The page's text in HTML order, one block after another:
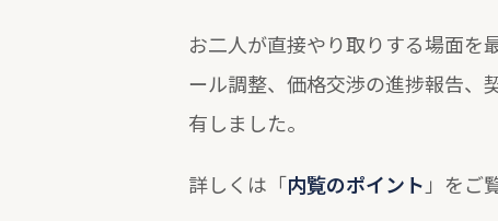
お二人が直接やり取りする場面を
ール調整、価格交渉の進捗報告
有しました。
詳しくは「内覧のポイント 」をご